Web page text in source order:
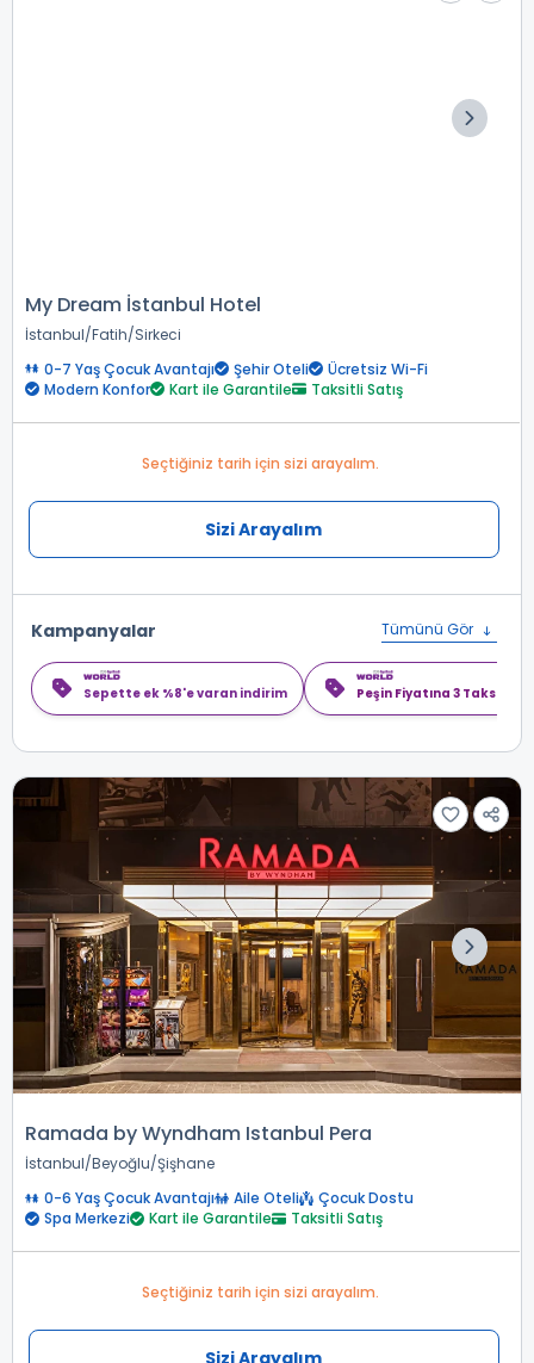
My Dream İstanbul Hotel
İstanbul Fatih Sirkeci
0-7 Yaş Çocuk Avantajı
Şehir Oteli
Ücretsiz Wi-Fi
Modern Konfor
Kart ile Garantile Taksitli Satış
Seçtiğiniz tarih için sizi arayalım.
Sizi Arayalım
Kampanyalar Tümünü Gör
Sepette ek %8'e varan indirim Peşin Fiyatına 3 Taksit
Ramada by Wyndham Istanbul Pera
İstanbul Beyoğlu Şişhane
0-6 Yaş Çocuk Avantajı
Aile Oteli
Çocuk Dostu
Spa Merkezi
Kart ile Garantile Taksitli Satış
Seçtiğiniz tarih için sizi arayalım.
Sizi Arayalım